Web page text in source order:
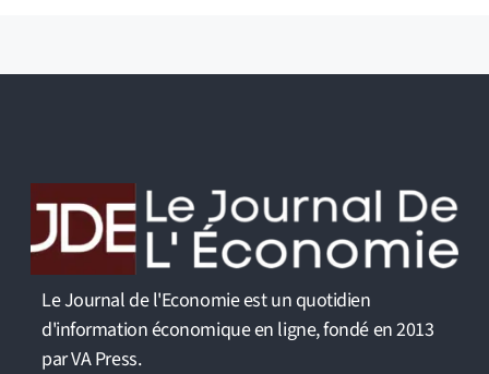
Le Journal de l'Economie est un quotidien
d'information économique en ligne, fondé en 2013
par VA Press.